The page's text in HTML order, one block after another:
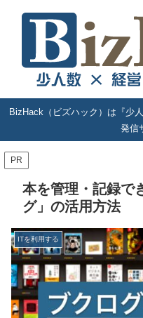
BizHack（ビズハック）は『少
発信
PR
本を管理・記録で
グ」の活用方法
ITを利用する